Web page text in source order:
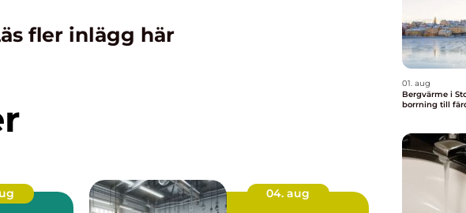
fler inlägg här
04. aug
01. aug
Bergvärme i
borrning till